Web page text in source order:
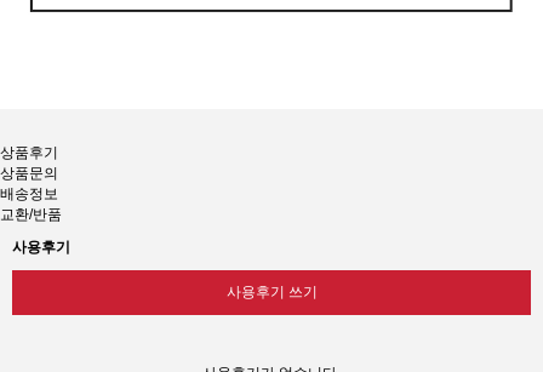
상품후기
상품문의
배송정보
교환/반품
사용후기
사용후기 쓰기